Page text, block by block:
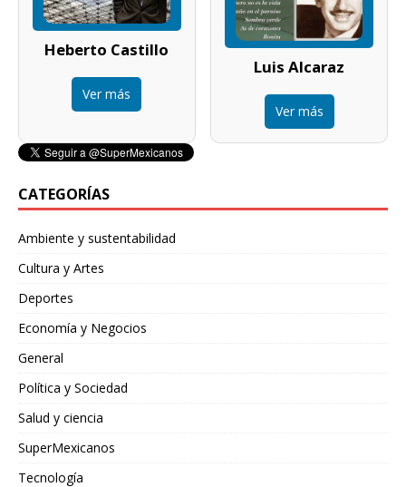
Heberto Castillo
Ver más
Luis Alcaraz
Ver más
CATEGORÍAS
Ambiente y sustentabilidad
Cultura y Artes
Deportes
Economía y Negocios
General
Política y Sociedad
Salud y ciencia
SuperMexicanos
Tecnología